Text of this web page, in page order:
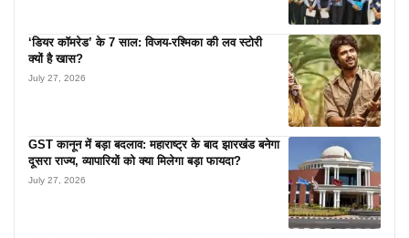
‘डियर कॉमरेड’ के 7 साल: विजय-रश्मिका की लव स्टोरी
क्यों है खास?
July 27, 2026
GST कानून में बड़ा बदलाव: महाराष्ट्र के बाद झारखंड बनेगा
दूसरा राज्य, व्यापारियों को क्या मिलेगा बड़ा फायदा?
July 27, 2026